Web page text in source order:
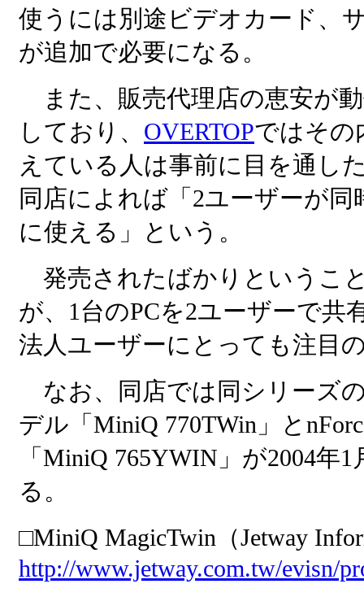
使うには別途ビデオカード、
が追加で必要になる。
また、販売代理店の恵安が
しており、 OVERTOPではその
えている人は事前に目を通し
同店によれば「2ユーザーが
に使える」という。
発売されたばかりというこ
が、1台のPCを2ユーザーで
法人ユーザーにとっても注目
なお、同店では同シリーズの
デル「MiniQ 770TWin」と
「MiniQ 765YWIN」が2004
る。
□MiniQ MagicTwin（Jetway
http://www.jetway.com.tw/evisn/